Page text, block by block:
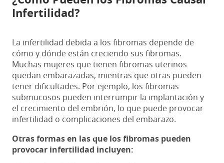
Infertilidad?
La infertilidad debida a los fibromas depende de
cómo y dónde están creciendo sus fibromas.
Muchas mujeres que tienen fibromas uterinos
quedan embarazadas, mientras que otras pueden
tener dificultades. Por ejemplo, los fibromas
submucosos pueden interrumpir la implantación y
el crecimiento del embrión, lo que puede provocar
infertilidad o complicaciones del embarazo.
Otras formas en las que los fibromas pueden
provocar infertilidad incluyen: